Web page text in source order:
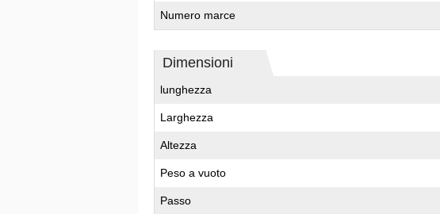
Numero marce
Dimensioni
lunghezza
Larghezza
Altezza
Peso a vuoto
Passo